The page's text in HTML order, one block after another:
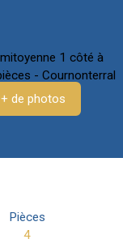
Estimatio
n
+ de photos
Pièces
4